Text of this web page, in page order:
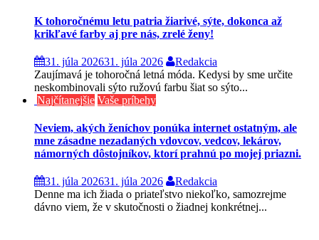
K tohoročnému letu patria žiarivé, sýte, dokonca až
krikľavé farby aj pre nás, zrelé ženy!
31. júla 202631. júla 2026
Redakcia
Zaujímavá je tohoročná letná móda. Kedysi by sme určite
neskombinovali sýto ružovú farbu šiat so sýto...
Najčítanejšie Vaše príbehy
Neviem, akých ženíchov ponúka internet ostatným, ale
mne zásadne nezadaných vdovcov, vedcov, lekárov,
námorných dôstojníkov, ktorí prahnú po mojej priazni.
31. júla 202631. júla 2026
Redakcia
Denne ma ich žiada o priateľstvo niekoľko, samozrejme
dávno viem, že v skutočnosti o žiadnej konkrétnej...